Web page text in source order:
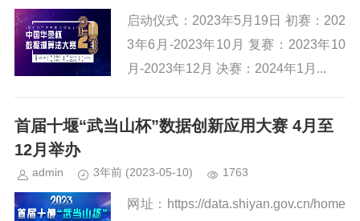
启动仪式：2023年5月19日 初赛：202
3年6月-2023年10月 复赛：2023年10
月-2023年12月 决赛：2024年1月...
首届十堰“武当山杯”数据创新应用大赛 4月至
12月举办
admin 3年前 (2023-05-10) 1763
网址：https://data.shiyan.gov.cn/home